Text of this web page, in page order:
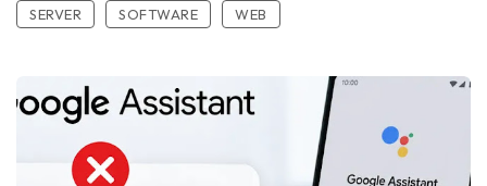
SERVER SOFTWARE WEB